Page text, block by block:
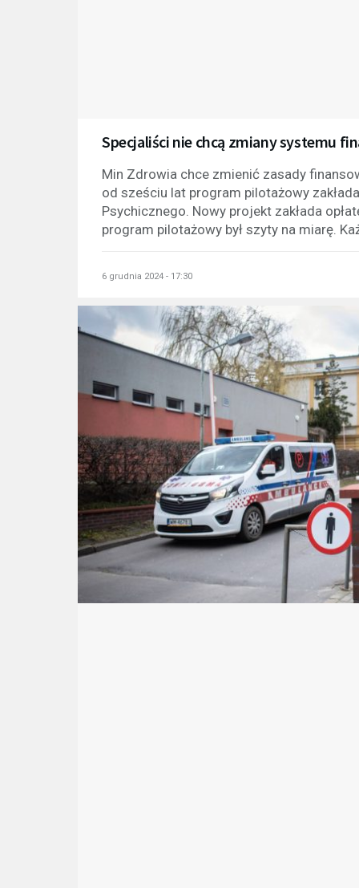
Specjaliści nie chcą zmiany systemu
Min Zdrowia chce zmienić zasady
od sześciu lat program pilotażowy
Psychicznego. Nowy projekt zakłada
program pilotażowy był szyty na miarę.
6 grudnia 2024 - 17:30